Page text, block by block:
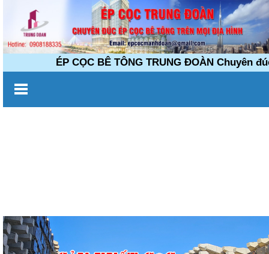
ÉP CỌC BÊ TÔNG TRUNG ĐOÀN Chuyên